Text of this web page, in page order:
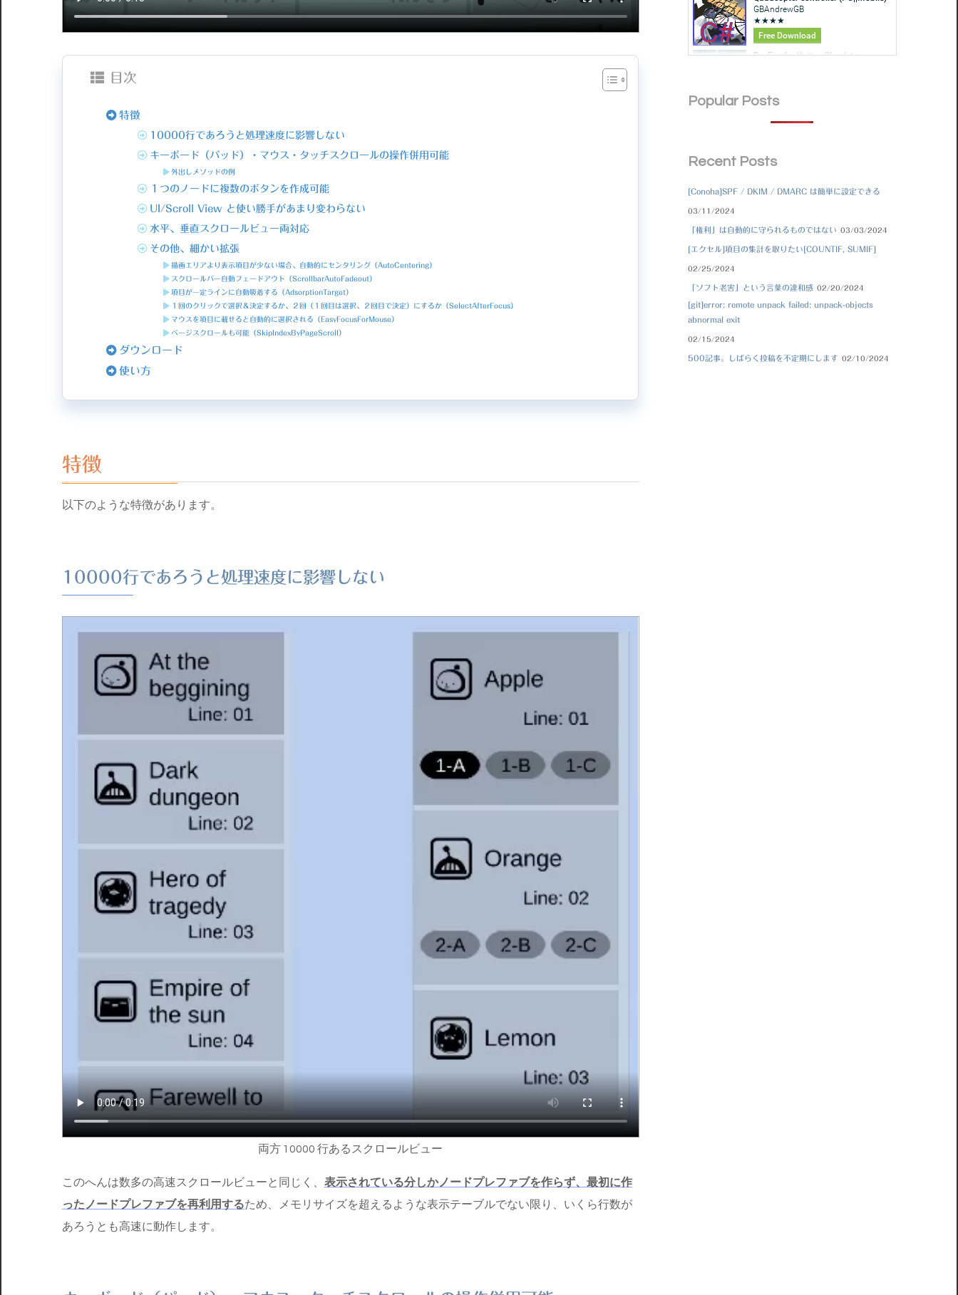
目次
特徴
10000行であろうと処理速度に影響しない
キーボード（パッド）・マウス・タッチスクロールの操作併用可能
外出しメソッドの例
１つのノードに複数のボタンを作成可能
UI/Scroll View と使い勝手があまり変わらない
水平、垂直スクロールビュー両対応
その他、細かい拡張
描画エリアより表示項目が少ない場合、自動的にセンタリング（AutoCentering）
スクロールバー自動フェードアウト（ScrollbarAutoFadeout）
項目が一定ラインに自動吸着する（AdsorptionTarget）
１回のクリックで選択＆決定するか、２回（１回目は選択、２回目で決定）にするか（SelectAfterFocus）
マウスを項目に載せると自動的に選択される（EasyFocusForMouse）
ページスクロールも可能（SkipIndexByPageScroll）
ダウンロード
使い方
特徴
以下のような特徴があります。
10000行であろうと処理速度に影響しない
両方 10000 行あるスクロールビュー
このへんは数多の高速スクロールビューと同じく、 表示されている分しかノードプレファブを作らず、最初に作
ったノードプレファブを再利用するため、メモリサイズを超えるような表示テーブルでない限り、いくら行数が
あろうとも高速に動作します。
Popular Posts
Recent Posts
[Conoha]SPF / DKIM / DMARC は簡単に設定できる
03/11/2024
「権利」は自動的に守られるものではない 03/03/2024
[エクセル]項目の集計を取りたい[COUNTIF, SUMIF]
02/25/2024
「ソフト老害」という言葉の違和感 02/20/2024
[git]error: remote unpack failed: unpack-objects
abnormal exit
02/15/2024
500記事。しばらく投稿を不定期にします 02/10/2024